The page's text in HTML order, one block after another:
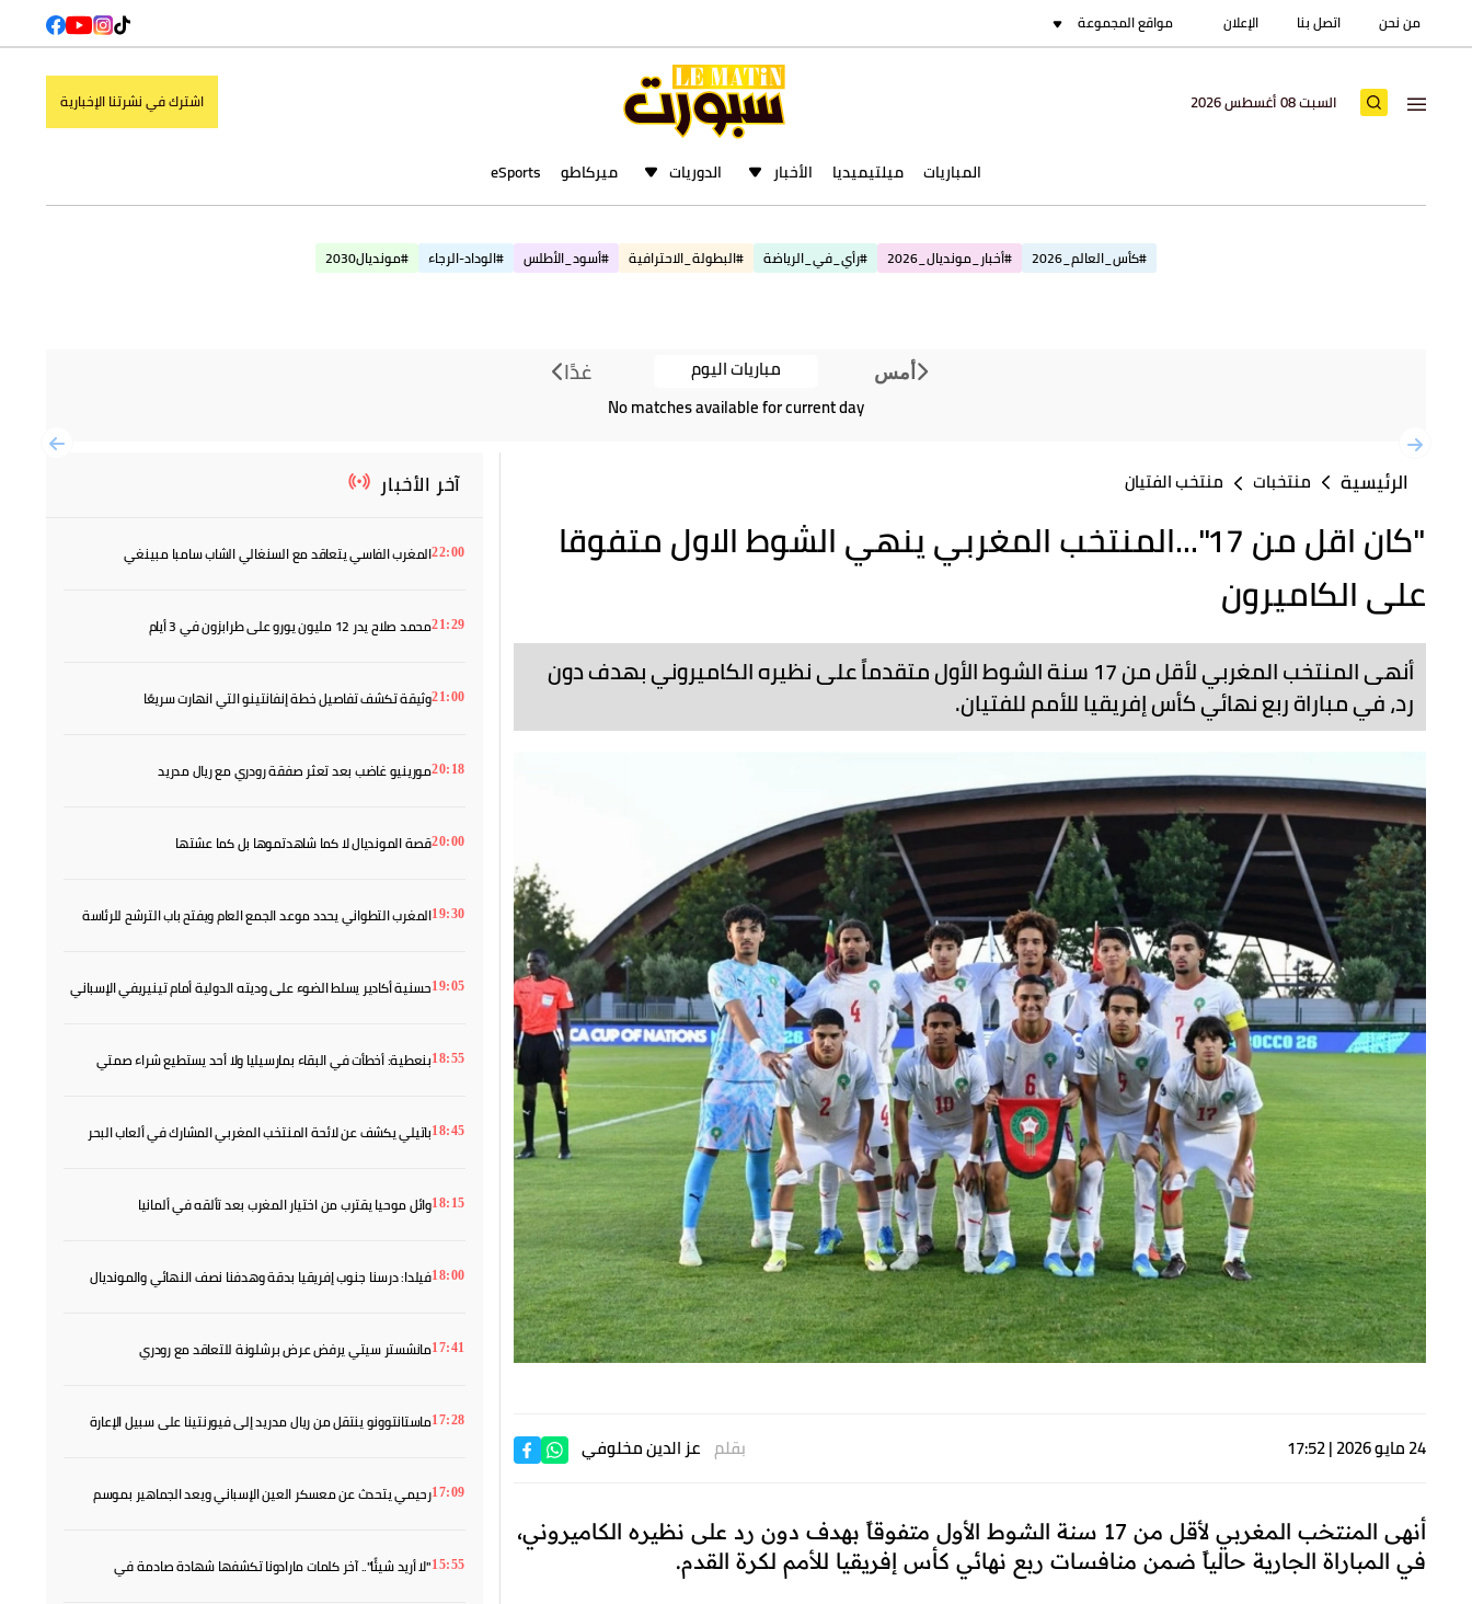
من نحن اتصل بنا الإعلان مواقع المجموعة
السبت 08 أغسطس 2026 اشترك في نشرتنا الإخبارية
المباريات ميلتيميديا الأخبار الدوريات ميركاطو eSports
#كأس_العالم_2026 #أخبار_مونديال_2026 #رأي_في_الرياضة #البطولة_الاحترافية #أسود_الأطلس #الوداد-الرجاء #مونديال2030
أمس مباريات اليوم غدًا
No matches available for current day
الرئيسية منتخبات منتخب الفتيان
"كان اقل من 17"...المنتخب المغربي ينهي الشوط الاول متفوقا
على الكاميرون
أنهى المنتخب المغربي لأقل من 17 سنة الشوط الأول متقدماً على نظيره الكاميروني بهدف دون
رد، في مباراة ربع نهائي كأس إفريقيا للأمم للفتيان.
24 مايو 2026 | 17:52 بقلم عز الدين مخلوفي
أنهى المنتخب المغربي لأقل من 17 سنة الشوط الأول متفوقاً بهدف دون رد على نظيره الكاميروني،
في المباراة الجارية حالياً ضمن منافسات ربع نهائي كأس إفريقيا للأمم لكرة القدم.
آخر الأخبار
22:00المغرب الفاسي يتعاقد مع السنغالي الشاب سامبا مبينغي
21:29محمد صلاح يدر 12 مليون يورو على طرابزون في 3 أيام
21:00وثيقة تكشف تفاصيل خطة إنفانتينو التي انهارت سريعًا
20:18مورينيو غاضب بعد تعثر صفقة رودري مع ريال مدريد
20:00قصة المونديال لا كما شاهدتموها بل كما عشتها
19:30المغرب التطواني يحدد موعد الجمع العام ويفتح باب الترشح للرئاسة
19:05حسنية أكادير يسلط الضوء على وديته الدولية أمام تينيريفي الإسباني
18:55بنعطية: أخطأت في البقاء بمارسيليا ولا أحد يستطيع شراء صمتي
18:45باتيلي يكشف عن لائحة المنتخب المغربي المشارك في ألعاب البحر
18:15وائل موحيا يقترب من اختيار المغرب بعد تألقه في ألمانيا
18:00فيلدا: درسنا جنوب إفريقيا بدقة وهدفنا نصف النهائي والمونديال
17:41مانشستر سيتي يرفض عرض برشلونة للتعاقد مع رودري
17:28ماستانتوونو ينتقل من ريال مدريد إلى فيورنتينا على سبيل الإعارة
17:09رحيمي يتحدث عن معسكر العين الإسباني ويعد الجماهير بموسم
15:55"لا أريد شيئًا".. آخر كلمات مارادونا تكشفها شهادة صادمة في